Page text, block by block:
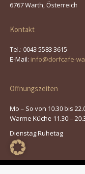
6767 Warth, Österreich
Kontakt
Tel.: 0043 5583 3615
E-Mail: info@dorfcafe-
Öffnungszeiten
Mo – So von 10.30 bis
Warme Küche 11.30 –
Dienstag Ruhetag